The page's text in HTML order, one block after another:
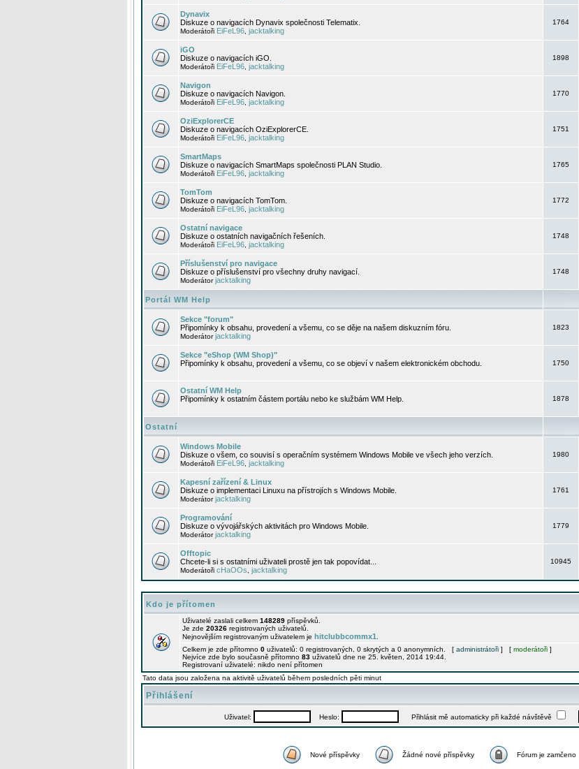
Dynavix
Diskuze o navigacích Dynavix společnosti Telematix.
Moderátoři EiFeL96 jacktalking
1764
iGO
Diskuze o navigacích iGO.
Moderátoři EiFeL96 jacktalking
1898
Navigon
Diskuze o navigacích Navigon.
Moderátoři EiFeL96 jacktalking
1770
OziExplorerCE
Diskuze o navigacích OziExplorerCE.
Moderátoři EiFeL96 jacktalking
1751
SmartMaps
Diskuze o navigacích SmartMaps společnosti PLAN Studio.
Moderátoři EiFeL96 jacktalking
1765
TomTom
Diskuze o navigacích TomTom.
Moderátoři EiFeL96 jacktalking
1772
Ostatní navigace
Diskuze o ostatních navigačních řešeních.
Moderátoři EiFeL96 jacktalking
1748
Příslušenství pro navigace
Diskuze o příslušenství pro všechny druhy navigací.
Moderátorjacktalking
1748
Portál WM Help
Sekce "forum"
Připomínky k obsahu, provedení a všemu, co se děje na našem diskuzním fóru.
Moderátorjacktalking
1823
Sekce "eShop (WM Shop)"
Připomínky k obsahu, provedení a všemu, co se objeví v našem elektronickém obchodu.
1750
Ostatní WM Help
Připomínky k ostatním částem portálu nebo ke službám WM Help.
1878
Ostatní
Windows Mobile
Diskuze o všem, co souvisí s operačním systémem Windows Mobile ve všech jeho verzích.
Moderátoři EiFeL96 jacktalking
1980
Kapesní zařízení & Linux
Diskuze o implementaci Linuxu na přístrojích s Windows Mobile.
Moderátorjacktalking
1761
Programování
Diskuze o vývojářských aktivitách pro Windows Mobile.
Moderátorjacktalking
1779
Offtopic
Chcete-li si s ostatními uživateli prostě jen tak popovídat...
Moderátoři cHaOOs jacktalking
10945
Kdo je přítomen
Uživatelé zaslali celkem 148289 příspěvků.
Je zde 20326 registrovaných uživatelů.
Nejnovějším registrovaným uživatelem je hitclubbcommx1
Celkem je zde přítomno 0 uživatelů: 0 registrovaných, 0 skrytých a 0 anonymních. [ administrátoři ] [ moderátoři ]
Nejvíce zde bylo současně přítomno 83 uživatelů dne ne 25. květen, 2014 19:44.
Registrovaní uživatelé: nikdo není přítomen
Tato data jsou založena na aktivitě uživatelů během posledních pěti minut
Přihlášení
Uživatel: Heslo: Přihlásit mě automaticky při každé návštěvě
Nové příspěvky Žádné nové příspěvky Fórum je zamčeno